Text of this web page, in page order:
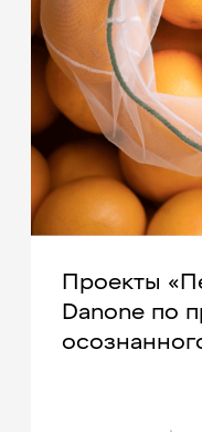
Проекты
Danone по